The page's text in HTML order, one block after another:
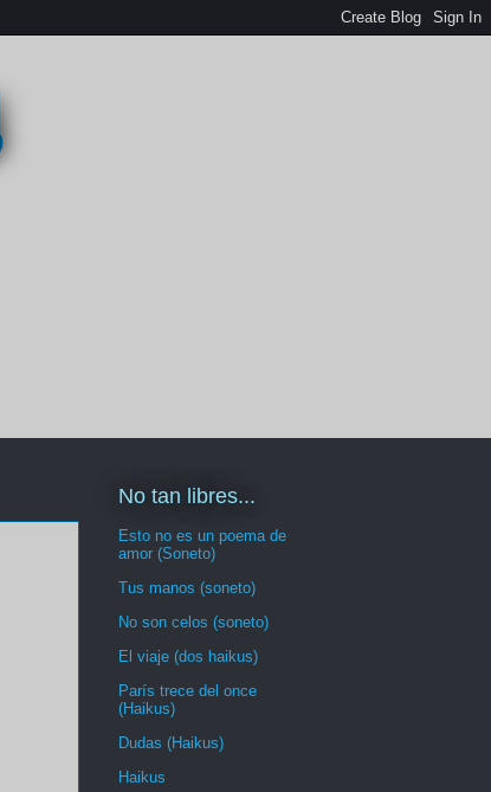
No tan libres...
Esto no es un poema de
amor (Soneto)
Tus manos (soneto)
No son celos (soneto)
El viaje (dos haikus)
París trece del once
(Haikus)
Dudas (Haikus)
Haikus